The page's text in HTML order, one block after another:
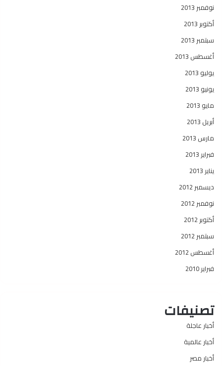
نوفمبر 2013
أكتوبر 2013
سبتمبر 2013
أغسطس 2013
يوليو 2013
يونيو 2013
مايو 2013
أبريل 2013
مارس 2013
فبراير 2013
يناير 2013
ديسمبر 2012
نوفمبر 2012
أكتوبر 2012
سبتمبر 2012
أغسطس 2012
فبراير 2010
تصنيفات
أخبار عاجلة
أخبار عالمية
أخبار مصر